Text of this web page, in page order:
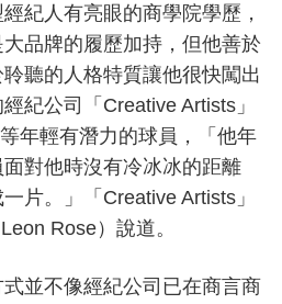
紀人有亮眼的商學院學歷，
品牌的履歷加持，但他善於
聽的人格特質讓他很快闖出
紀公司「Creative Artists」
年輕有潛力的球員，「他年
對他時沒有冷冰冰的距離
片。」「Creative Artists」
Rose）說道。
並不像經紀公司已在商言商